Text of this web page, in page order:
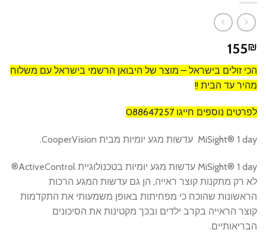
155₪
הכי זולים בישראל – מוצר של היבואן הרשמי בישראל עם משלוח
מהיר עד הבית !!
לפרטים נוספים חייגו 088647257
MiSight® 1 day עדשות מגע יומיות מבית CooperVision.
MiSight® 1 day עדשות מגע יומיות בטכנולוגיית ActiveControl®
לא רק מתקנות קוצר ראייה, הן גם עדשות המגע הרכות
הראשונות שהוכח כי מפחיתות באופן משמעותי את התקדמות
קוצר הראייה בקרב ילדים ובכך מקטינות את הסיכונים
הבריאותיים.